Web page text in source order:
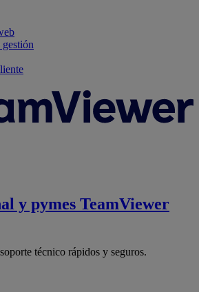
y pymes TeamViewer
técnico rápidos y seguros.